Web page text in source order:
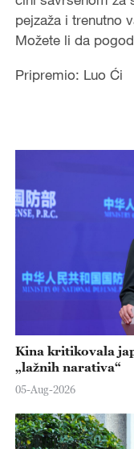
pejzaža i trenutno
Možete li da
Pripremio: Luo Ći
Kina kritikovala
„lažnih narativa“
05-Aug-2026